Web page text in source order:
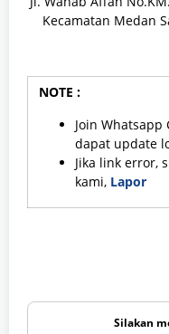
Kecamatan Medan
NOTE :
Join
dapat update
Jika link error,
kami, Lapor
Silakan